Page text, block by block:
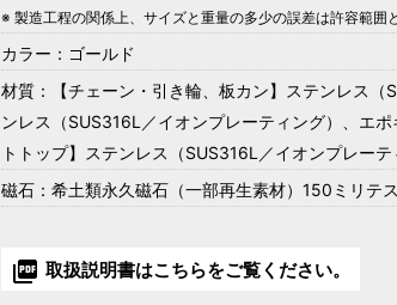
※ 製造工程の関係上、サイズと重量の多少の誤差は許容範囲
カラー：ゴールド
材質：【チェーン・引き輪、板カン】ステンレス
ンレス（SUS316L／イオンプレーティング）、エ
トトップ】ステンレス（SUS316L／イオンプレー
磁石：希土類永久磁石（一部再生素材）150ミリテ
picture_as_pdf 取扱説明書はこちらをご覧ください。